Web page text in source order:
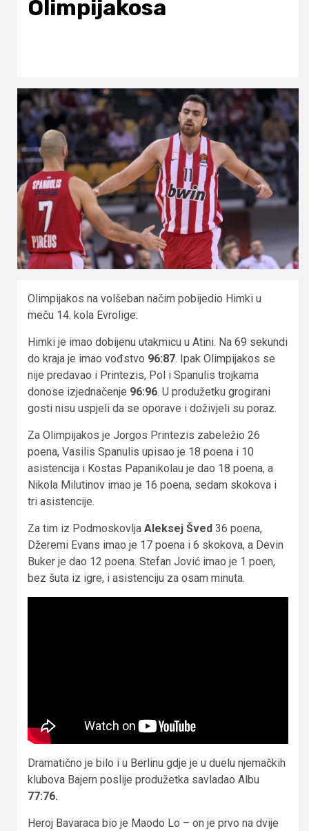
Olimpijakosa
Olimpijakos na volšeban načim pobijedio Himki u
meču 14. kola Evrolige.
Himki je imao dobijenu utakmicu u Atini. Na 69 sekundi
do kraja je imao vođstvo 96:87. Ipak Olimpijakos se
nije predavao i Printezis, Pol i Spanulis trojkama
donose izjednačenje 96:96. U produžetku grogirani
gosti nisu uspjeli da se oporave i doživjeli su poraz.
Za Olimpijakos je Jorgos Printezis zabeležio 26
poena, Vasilis Spanulis upisao je 18 poena i 10
asistencija i Kostas Papanikolau je dao 18 poena, a
Nikola Milutinov imao je 16 poena, sedam skokova i
tri asistencije.
Za tim iz Podmoskovlja Aleksej Šved 36 poena,
Džeremi Evans imao je 17 poena i 6 skokova, a Devin
Buker je dao 12 poena. Stefan Jović imao je 1 poen,
bez šuta iz igre, i asistenciju za osam minuta.
Dramatično je bilo i u Berlinu gdje je u duelu njemačkih
klubova Bajern poslije produžetka savladao Albu
77:76.
Heroj Bavaraca bio je Maodo Lo – on je prvo na dvije